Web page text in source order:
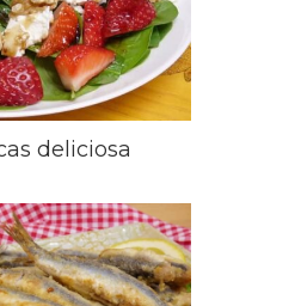
deliciosa